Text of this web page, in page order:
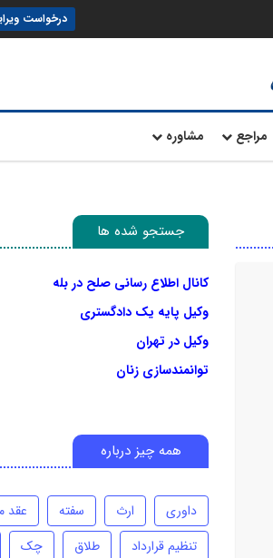
درخواست
مراجع مشاوره
جستجو شده ها
کانال اطلاع رسانی صلح در بله
وکیل پایه یک دادگستری
وکیل در تهران
توانمندسازی زنان
همه چیز درباره
داوری ارث سفته عقد
تنظیم قرارداد
طلاق چک